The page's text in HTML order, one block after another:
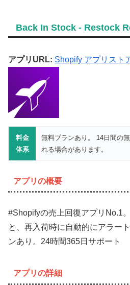
Back In Stock ‑ Restock
アプリURL: Shopify アプリスト
料金
体系
無料プランあり。 14日間の
れる場合があります。
アプリの概要
#Shopifyの売上回復アプリNo.1
と、再入荷時に自動的にアラー
ンあり。24時間365日サポート
アプリの詳細